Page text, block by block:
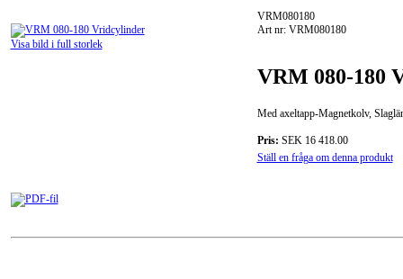
Visa bild i full storlek
VRM080180
Art nr: VRM080180
VRM 080-180
Med axeltapp-Magnetkolv,
Pris: SEK 16 418.00
Ställ en fråga om denna produkt